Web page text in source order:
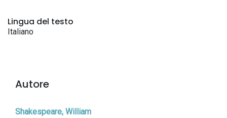
Lingua del testo
Italiano
Autore
Shakespeare, William